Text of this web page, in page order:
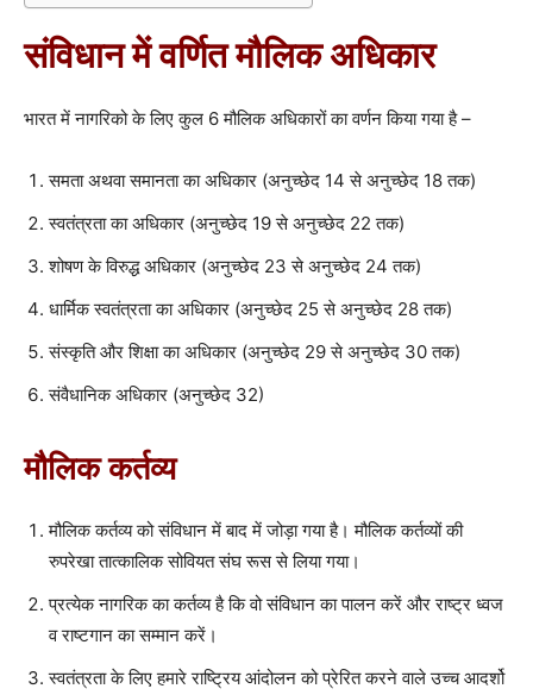
संविधान में वर्णित मौलिक अधिकार
भारत में नागरिको के लिए कुल 6 मौलिक अधिकारों का वर्णन किया गया है –
समता अथवा समानता का अधिकार (अनुच्छेद 14 से अनुच्छेद 18 तक)
स्वतंत्रता का अधिकार (अनुच्छेद 19 से अनुच्छेद 22 तक)
शोषण के विरुद्ध अधिकार (अनुच्छेद 23 से अनुच्छेद 24 तक)
धार्मिक स्वतंत्रता का अधिकार (अनुच्छेद 25 से अनुच्छेद 28 तक)
संस्कृति और शिक्षा का अधिकार (अनुच्छेद 29 से अनुच्छेद 30 तक)
संवैधानिक अधिकार (अनुच्छेद 32)
मौलिक कर्तव्य
मौलिक कर्तव्य को संविधान में बाद में जोड़ा गया है। मौलिक कर्तव्यों की
रुपरेखा तात्कालिक सोवियत संघ रूस से लिया गया।
प्रत्येक नागरिक का कर्तव्य है कि वो संविधान का पालन करें और राष्ट्र ध्वज
व राष्टगान का सम्मान करें।
स्वतंत्रता के लिए हमारे राष्ट्रिय आंदोलन को प्रेरित करने वाले उच्च आदर्शो